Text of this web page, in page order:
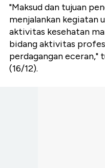
"Maksud dan tujuan
menjalankan kegiatan
aktivitas kesehatan
bidang aktivitas
perdagangan eceran,"
(16/12).